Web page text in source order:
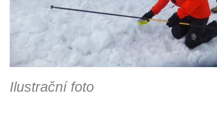
Ilustrační foto